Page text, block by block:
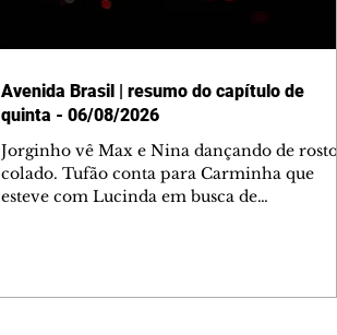
Avenida Brasil | resumo do capítulo de
quinta - 06/08/2026
Jorginho vê Max e Nina dançando de rosto
colado. Tufão conta para Carminha que
esteve com Lucinda em busca de